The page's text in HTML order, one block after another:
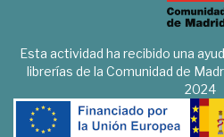
Esta actividad ha recibido una
librerías de la Comunidad de
2024